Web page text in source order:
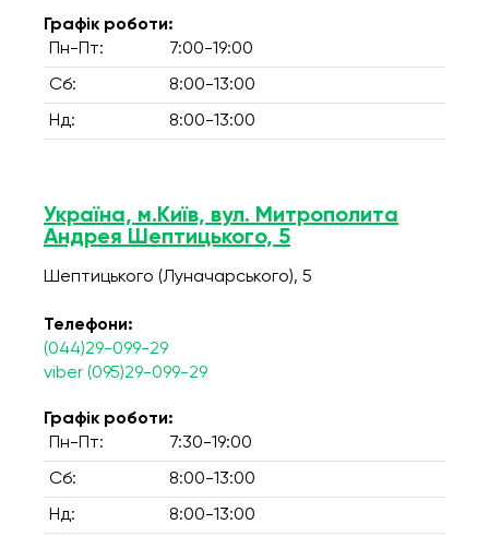
Графік роботи:
Пн-Пт:
7:00-19:00
Сб: 8:00-13:00
Нд: 8:00-13:00
Україна, м.Київ, вул. Митрополита
Андрея Шептицького, 5
Шептицького (Луначарського), 5
Телефони:
(044)29-099-29
viber (095)29-099-29
Графік роботи:
Пн-Пт:
7:30-19:00
Сб: 8:00-13:00
Нд: 8:00-13:00